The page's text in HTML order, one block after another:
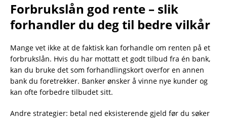
Forbrukslån god rente – slik
forhandler du deg til bedre vilkår
Mange vet ikke at de faktisk kan forhandle om renten på et
forbrukslån. Hvis du har mottatt et godt tilbud fra én bank,
kan du bruke det som forhandlingskort overfor en annen
bank du foretrekker. Banker ønsker å vinne nye kunder og
kan ofte forbedre tilbudet sitt.
Andre strategier: betal ned eksisterende gjeld før du søker